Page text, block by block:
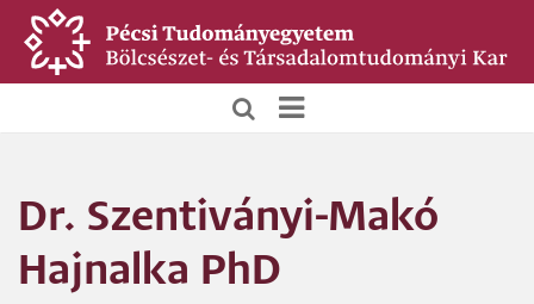
Ugrás
tartalomra
Főoldali
menü
Dr. Szentiványi-Makó
Hajnalka PhD